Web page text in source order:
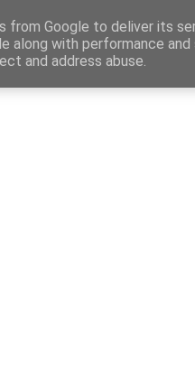
Επικοινωνία Site Map
Ενημέρωση
from Google to deliver its
along with performance
and address abuse.